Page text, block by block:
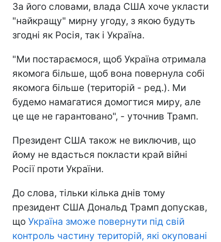
За його словами, влада США хоче укласти
"найкращу" мирну угоду, з якою будуть
згодні як Росія, так і Україна.
"Ми постараємося, щоб Україна отримала
якомога більше, щоб вона повернула собі
якомога більше (територій - ред.). Ми
будемо намагатися домогтися миру, але
це ще не гарантовано", - уточнив Трамп.
Президент США також не виключив, що
йому не вдасться покласти край війні
Росії проти України.
До слова, тільки кілька днів тому
президент США Дональд Трамп допускав,
що Україна зможе повернути під свій
контроль частину територій, які окуповані